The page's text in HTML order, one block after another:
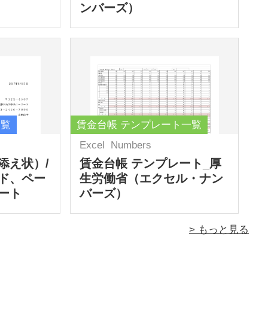
ンバーズ）
え状）/
、ペー
ト
賃金台帳 テンプレート一覧
Excel
Numbers
賃金台帳 テンプレート_厚
生労働省（エクセル・ナン
バーズ）
> もっと見る